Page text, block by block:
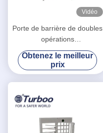
Vidéo
Porte de barrière de doubles
opérations
latérales/complètement
tourniquet piétonniers de
taille
Obtenez le meilleur
prix